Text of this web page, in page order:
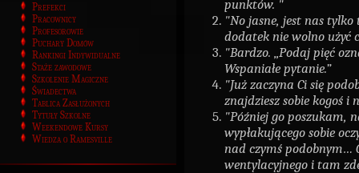
Prefekci
Pracownicy
Profesorowie
Puchary Domów
Rankingi Indywidualne
Staże zawodowe
Szkolenie Magiczne
Świadectwa
Tablica Zasłużonych
Tytuły Szkolne
Weekendowe Kursy
Wiedza o Ramesville
punktów. "
"No jasne, jest nas
dodatek nie wolno użyć
"Bardzo. „Podaj pięć
Wspaniałe pytanie.”
"Już zaczyna Ci się
znajdziesz sobie kogoś i
"Później go poszukam,
wypłakującego sobie
nad czymś podobnym…
wentylacyjnego i tam